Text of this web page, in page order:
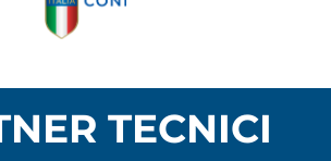
TECNICI